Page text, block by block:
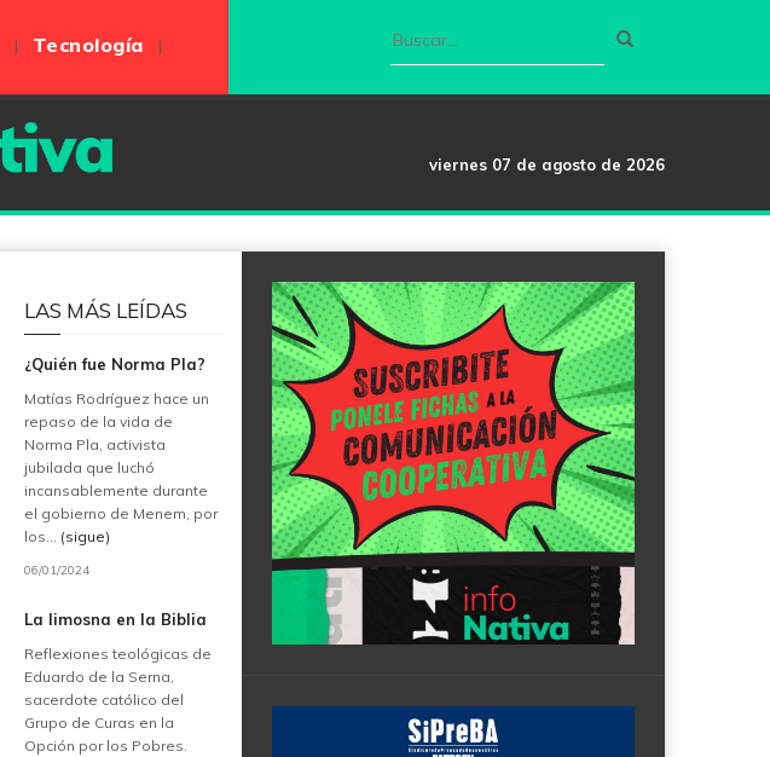
Tecnología
viernes 07 de agosto de 2026
LAS MÁS LEÍDAS
¿Quién fue Norma Pla?
Matías Rodríguez hace un
repaso de la vida de
Norma Pla, activista
jubilada que luchó
incansablemente durante
el gobierno de Menem, por
los... (sigue)
06/01/2024
La limosna en la Biblia
Reflexiones teológicas de
Eduardo de la Serna,
sacerdote católico del
Grupo de Curas en la
Opción por los Pobres.